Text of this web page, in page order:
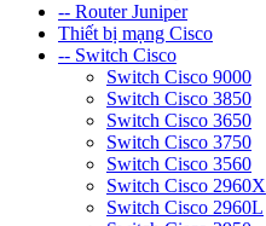
-- Router Juniper
Thiết bị mạng Cisco
-- Switch Cisco
Switch Cisco 9000
Switch Cisco 3850
Switch Cisco 3650
Switch Cisco 3750
Switch Cisco 3560
Switch Cisco 2960X
Switch Cisco 2960L